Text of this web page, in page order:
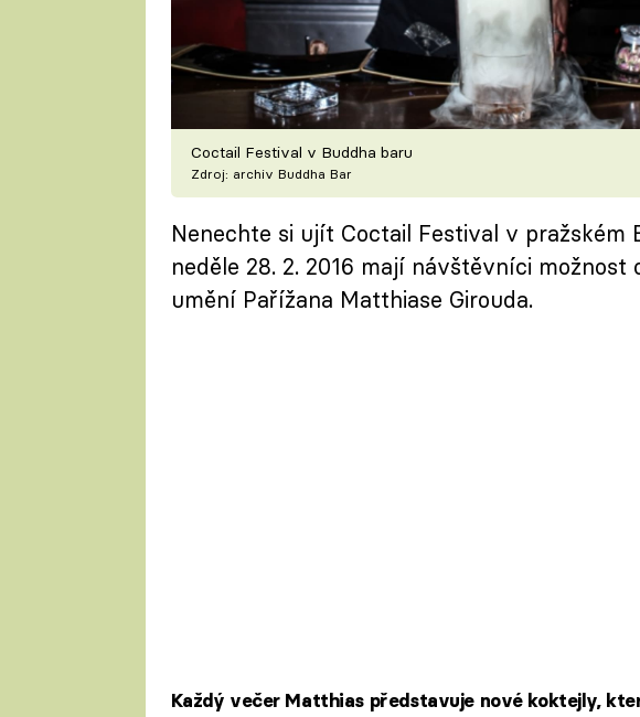
Coctail Festival v Buddha baru
Zdroj: archiv Buddha Bar
Nenechte si ujít Coctail Festival v pražském
neděle 28. 2. 2016 mají návštěvníci možnost
umění Pařížana Matthiase Girouda.
Každý večer Matthias představuje nové koktejly,